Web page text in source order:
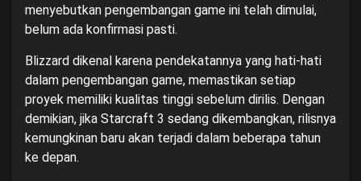
menyebutkan pengembangan game ini telah dimulai,
belum ada konfirmasi pasti.
Blizzard dikenal karena pendekatannya yang hati-hati
dalam pengembangan game, memastikan setiap
proyek memiliki kualitas tinggi sebelum dirilis. Dengan
demikian, jika Starcraft 3 sedang dikembangkan, rilisnya
kemungkinan baru akan terjadi dalam beberapa tahun
ke depan.